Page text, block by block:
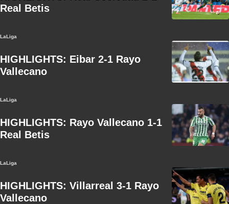
Real Betis
LaLiga
HIGHLIGHTS: Eibar 2-1 Rayo
Vallecano
LaLiga
HIGHLIGHTS: Rayo Vallecano 1-1
Real Betis
LaLiga
HIGHLIGHTS: Villarreal 3-1 Rayo
Vallecano